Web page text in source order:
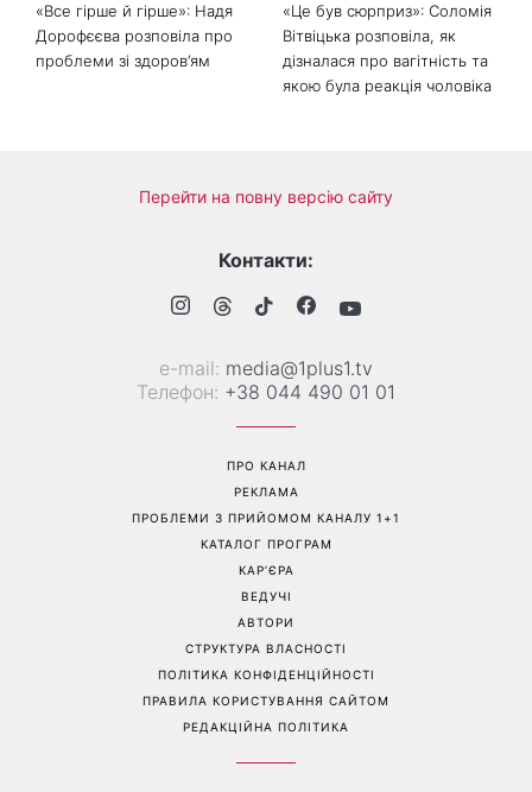
«Все гірше й гірше»: Надя
Дорофєєва розповіла про
проблеми зі здоров’ям
«Це був сюрприз»: Соломія
Вітвіцька розповіла, як
дізналася про вагітність та
якою була реакція чоловіка
Перейти на повну версію сайту
Контакти:
е-mail: media@1plus1.tv
Телефон: +38 044 490 01 01
ПРО КАНАЛ
РЕКЛАМА
ПРОБЛЕМИ З ПРИЙОМОМ КАНАЛУ 1+1
КАТАЛОГ ПРОГРАМ
КАР’ЄРА
ВЕДУЧІ
АВТОРИ
СТРУКТУРА ВЛАСНОСТІ
ПОЛІТИКА КОНФІДЕНЦІЙНОСТІ
ПРАВИЛА КОРИСТУВАННЯ САЙТОМ
РЕДАКЦІЙНА ПОЛІТИКА